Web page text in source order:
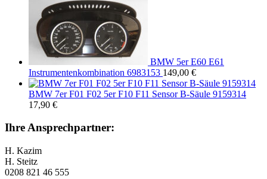
BMW 5er E60 E61
Instrumentenkombination 6983153 149,00 €
BMW 7er F01 F02 5er F10 F11 Sensor B-Säule 9159314
17,90 €
Ihre Ansprechpartner:
H. Kazim
H. Steitz
0208 821 46 555